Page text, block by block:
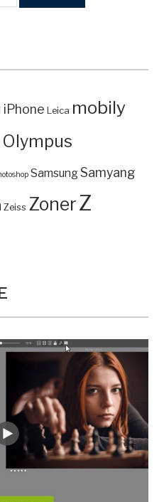
iPhone Leica mobily
Olympus
SamsungSamyang
Zeiss ZonerZ